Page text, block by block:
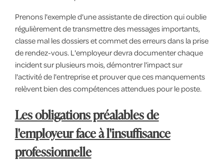
Prenons l'exemple d'une assistante de direction qui oublie
régulièrement de transmettre des messages importants,
classe mal les dossiers et commet des erreurs dans la prise
de rendez-vous. L'employeur devra documenter chaque
incident sur plusieurs mois, démontrer l'impact sur
l'activité de l'entreprise et prouver que ces manquements
relèvent bien des compétences attendues pour le poste.
Les obligations préalables de
l'employeur face à l'insuffisance
professionnelle